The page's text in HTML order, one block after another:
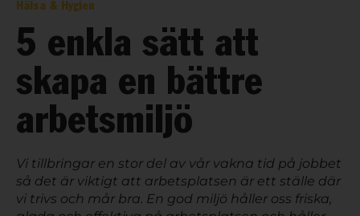
Hälsa & Hygien
5 enkla sätt att
skapa en bättre
arbetsmiljö
Vi tillbringar en stor del av vår vakna tid på jobbet
så det är viktigt att arbetsplatsen är ett ställe där
vi trivs och mår bra. En god miljö håller oss friska,